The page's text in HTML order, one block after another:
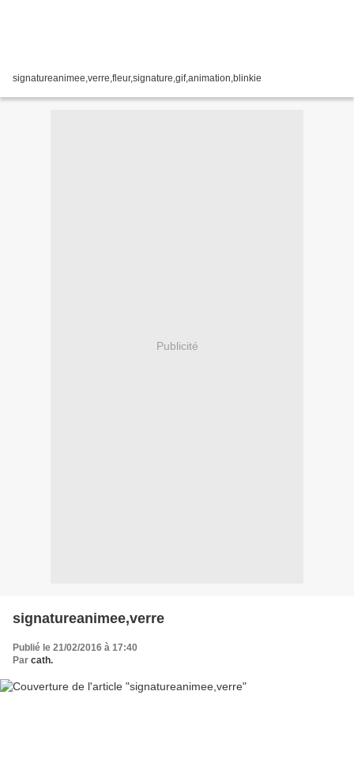
signatureanimee,verre,fleur,signature,gif,animation,blinkie
Publicité
signatureanimee,verre
Publié le 21/02/2016 à 17:40
Par cath.